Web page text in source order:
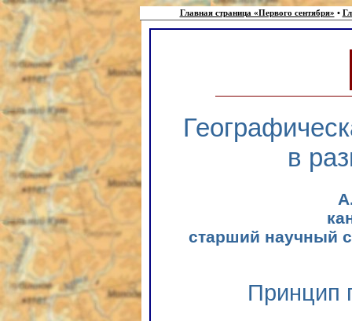
Главная страница «Первого сентября» •
в
старший научный
Принцип